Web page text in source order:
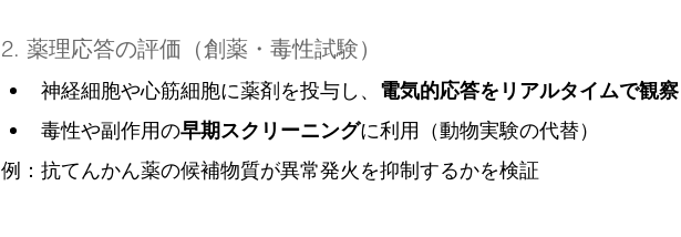
2. 薬理応答の評価（創薬・毒性試験）
神経細胞や心筋細胞に薬剤を投与し、 電気的応答をリアルタイムで観察
毒性や副作用の早期スクリーニングに利用（動物実験の代替）
例：抗てんかん薬の候補物質が異常発火を抑制するかを検証